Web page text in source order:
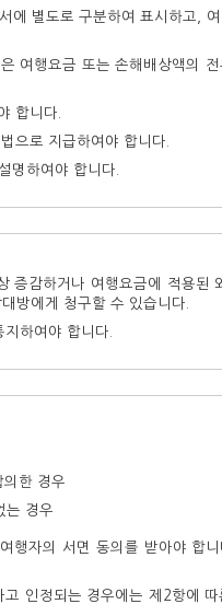
에 별도로 구분하여 표시하고,
여행요금 또는 손해배상액의 전
합니다.
으로 지급하여야 합니다.
명하여야 합니다.
감하거나 여행요금에 적용된
방에게 청구할 수 있습니다.
하여야 합니다.
의한 경우
는 경우
자의 서면 동의를 받아야 합
인정되는 경우에는 제2항에